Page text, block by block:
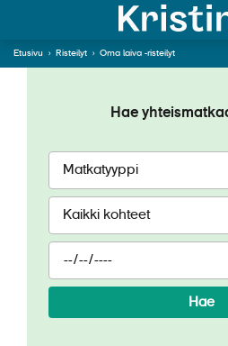
Kohteet
Etusivu › Risteilyt › Oma laiva -risteilyt
Oma laiva
Hae
Hae